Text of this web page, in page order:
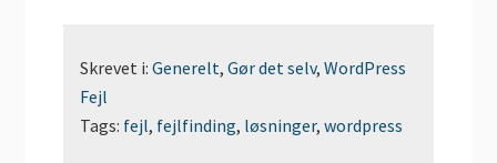
Skrevet i:Generelt,Gør det selv,WordPress
Fejl
Tags: fejl, fejlfinding, løsninger,wordpress